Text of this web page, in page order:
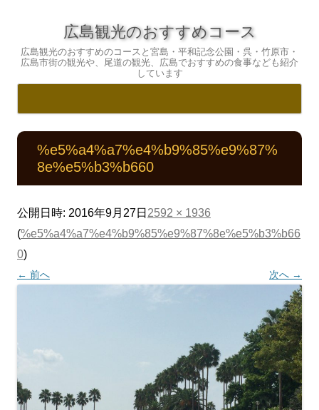
広島観光のおすすめコース
広島観光のおすすめのコースと宮島・平和記念公園・呉・竹原市・
広島市街の観光や、尾道の観光、広島でおすすめの食事なども紹介
しています
ン
ン
キ
プ
%e5%a4%a7%e4%b9%85%e9%87%
8e%e5%b3%b660
公開日時: 2016年9月27日 2592 × 1936
(%e5%a4%a7%e4%b9%85%e9%87%8e%e5%b3%b66
0)
← 前へ 次へ →